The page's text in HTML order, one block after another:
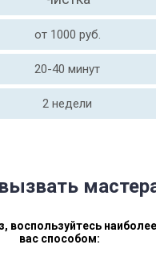
от 1000 руб.
20-40 минут
2 недели
воспользуйтесь
вас способом: